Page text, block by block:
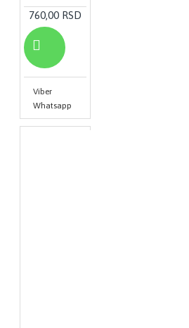
760,00 RSD
Viber
Whatsapp